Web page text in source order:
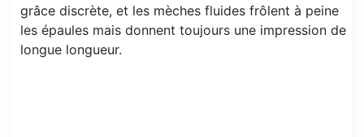
grâce discrète, et les mèches fluides frôlent à peine
les épaules mais donnent toujours une impression de
longue longueur.